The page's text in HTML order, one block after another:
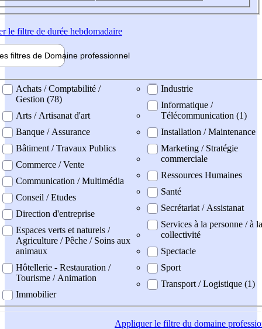
le filtre de durée hebdomadaire
filtres de Domaine professionnel
professionel
Achats / Comptabilité /
Gestion (78)
Arts / Artisanat d'art
Banque / Assurance
Bâtiment / Travaux Publics
Commerce / Vente
Communication / Multimédia
Conseil / Etudes
Direction d'entreprise
Espaces verts et naturels /
Agriculture / Pêche / Soins aux
animaux
Hôtellerie - Restauration /
Tourisme / Animation
Immobilier
Industrie
Informatique /
Télécommunication (1)
Installation / Maintenance
Marketing / Stratégie
commerciale
Ressources Humaines
Santé
Secrétariat / Assistanat
Services à la personne / à la
collectivité
Spectacle
Sport
Transport / Logistique (1)
Appliquerle filtre du domaine